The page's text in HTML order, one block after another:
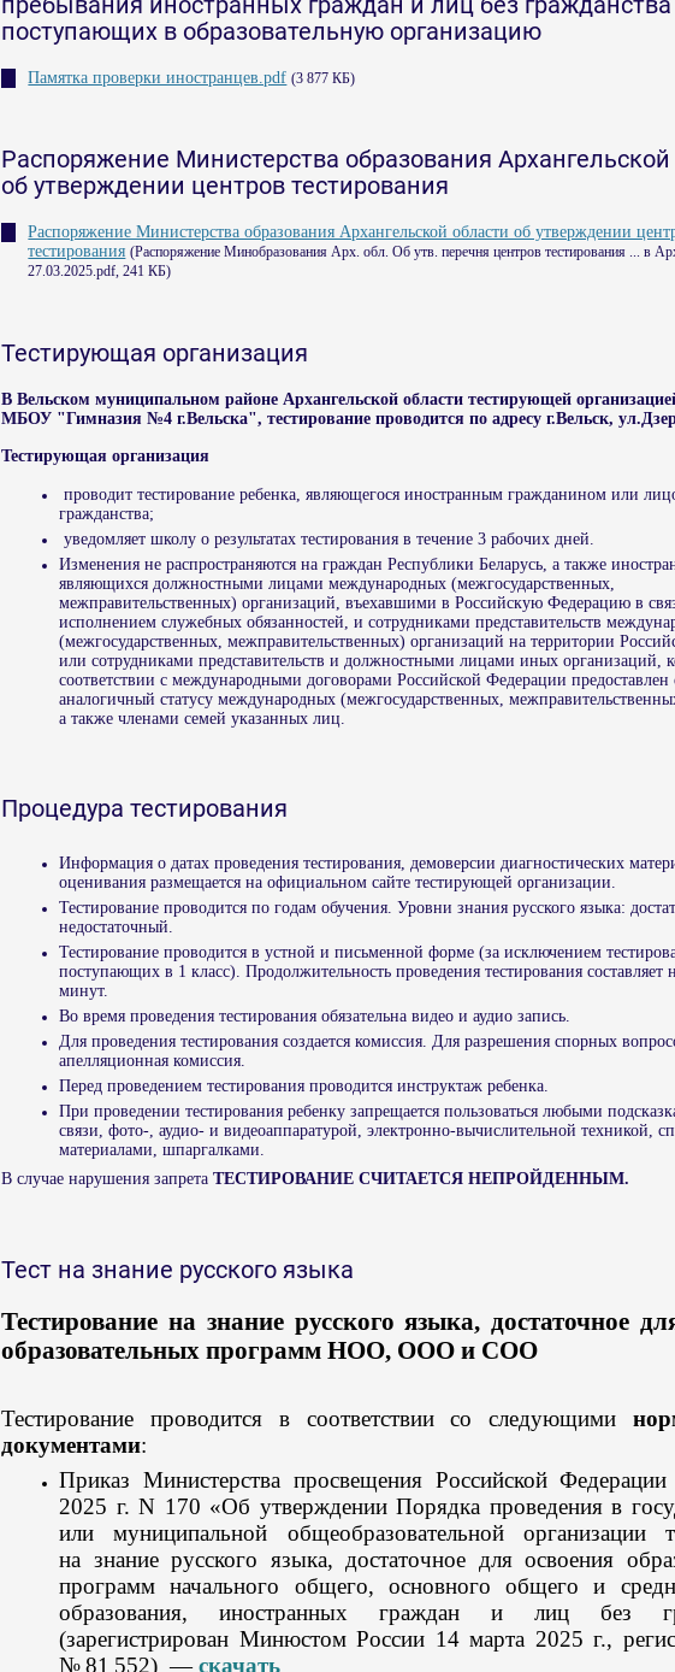
поступающих в образовательную организацию
Памятка проверки иностранцев.pdf (3 877 КБ)
Распоряжение Министерства образования Архангельской
об утверждении центров тестирования
Распоряжение Министерства образования Архангельской области об утверждении
тестирования (Распоряжение Минобразования Арх. обл. Об утв. перечня центров тестирования ... в
27.03.2025.pdf, 241 КБ)
Тестирующая организация
В Вельском муниципальном районе Архангельской области тестирующей
МБОУ "Гимназия №4 г.Вельска", тестирование проводится по адресу г.Вельск,
Тестирующая организация
проводит тестирование ребенка, являющегося иностранным гражданином или
гражданства;
уведомляет школу о результатах тестирования в течение 3 рабочих дней.
Изменения не распространяются на граждан Республики Беларусь, а также
являющихся должностными лицами международных (межгосударственных,
межправительственных) организаций, въехавшими в Российскую Федерацию в
исполнением служебных обязанностей, и сотрудниками представительств
(межгосударственных, межправительственных) организаций на территории
или сотрудниками представительств и должностными лицами иных организаций,
соответствии с международными договорами Российской Федерации предоставлен
аналогичный статусу международных (межгосударственных,
а также членами семей указанных лиц.
Процедура тестирования
Информация о датах проведения тестирования, демоверсии диагностических
оценивания размещается на официальном сайте тестирующей организации.
Тестирование проводится по годам обучения. Уровни знания русского языка:
недостаточный.
Тестирование проводится в устной и письменной форме (за исключением
поступающих в 1 класс). Продолжительность проведения тестирования составляет
минут.
Во время проведения тестирования обязательна видео и аудио запись.
Для проведения тестирования создается комиссия. Для разрешения спорных
апелляционная комиссия.
Перед проведением тестирования проводится инструктаж ребенка.
При проведении тестирования ребенку запрещается пользоваться любыми
связи, фото-, аудио- и видеоаппаратурой, электронно-вычислительной техникой,
материалами, шпаргалками.
В случае нарушения запрета ТЕСТИРОВАНИЕ СЧИТАЕТСЯ НЕПРОЙДЕННЫМ.
Тест на знание русского языка
Тестирование на знание русского языка, достаточное
образовательных программ НОО, ООО и СОО
Тестирование проводится в соответствии со следующими
документами:
Приказ Министерства просвещения Российской
2025 г. N 170 «Об утверждении Порядка проведения в
или муниципальной общеобразовательной организации
на знание русского языка, достаточное для освоения
программ начального общего, основного общего и
образования, иностранных граждан и лиц без
(зарегистрирован Минюстом России 14 марта 2025 г.,
№ 81 552) —скачать